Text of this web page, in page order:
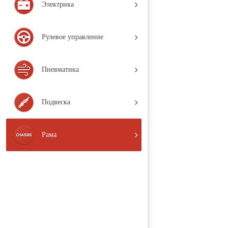
Электрика
Рулевое управление
Пневматика
Подвеска
Рама